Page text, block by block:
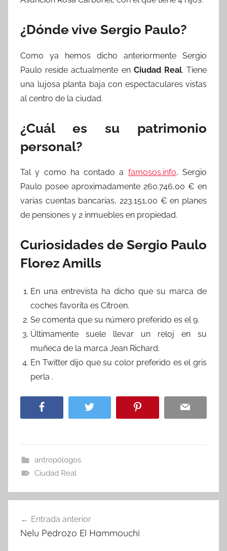
¿Dónde vive Sergio Paulo?
Como ya hemos dicho anteriormente Sergio
Paulo reside actualmente en Ciudad Real. Tiene
una lujosa planta baja con espectaculares vistas
al centro de la ciudad.
¿Cuál es su patrimonio
personal?
Tal y como ha contado a famosos.info, Sergio
Paulo posee aproximadamente 260.746,00 € en
varias cuentas bancarias, 223.151,00 € en planes
de pensiones y 2 inmuebles en propiedad.
Curiosidades de Sergio Paulo
Florez Amills
En una entrevista ha dicho que su marca de
coches favorita es Citroen.
Se comenta que su número preferido es el 9.
Últimamente suele llevar un reloj en su
muñeca de la marca Jean Richard.
En Twitter dijo que su color preferido es el gris
perla .
antropólogos
Ciudad Real
de
Entrada anterior
Nelu Pedrozo El Hammouchi